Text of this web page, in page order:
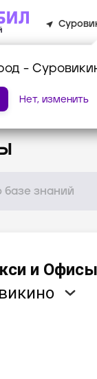
-
Нет, изменить
Водителям
и